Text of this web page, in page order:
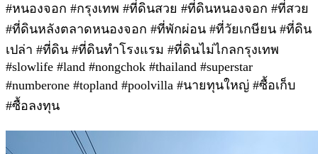
#หนองจอก #กรุงเทพ #ที่ดินสวย #ที่ดินหนองจอก #ที่สวย
#ที่ดินหลังตลาดหนองจอก #ที่พักผ่อน #ที่วัยเกษียน #ที่ดิน
เปล่า #ที่ดิน #ที่ดินทำโรงแรม #ที่ดินไม่ไกลกรุงเทพ
#slowlife #land #nongchok #thailand #superstar
#numberone #topland #poolvilla #นายทุนใหญ่ #ซื้อเก็บ
#ซื้อลงทุน